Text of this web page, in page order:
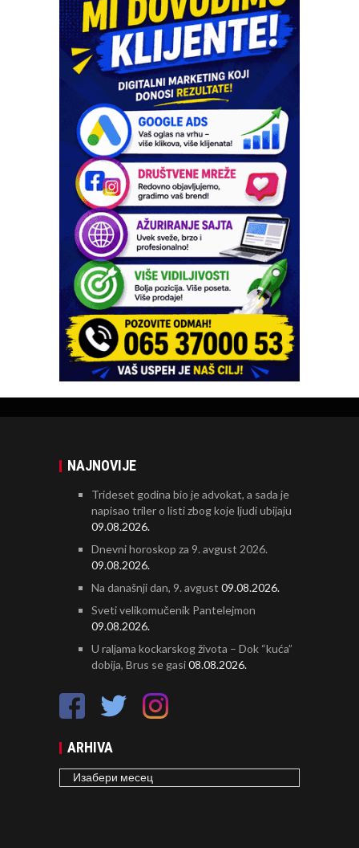
NAJNOVIJE
Trideset godina bio je advokat, a sada je
napisao triler o listi zbog koje ljudi ubijaju
09.08.2026.
Dnevni horoskop za 9. avgust 2026.
09.08.2026.
Na današnji dan, 9. avgust 09.08.2026.
Sveti velikomučenik Pantelejmon
09.08.2026.
U raljama kockarskog života – Dok “kuća”
dobija, Brus se gasi08.08.2026.
ARHIVA
ARHIVA